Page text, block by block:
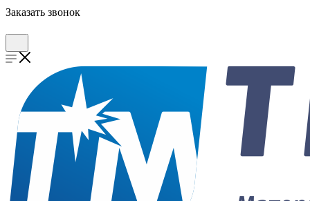
Заказать звонок